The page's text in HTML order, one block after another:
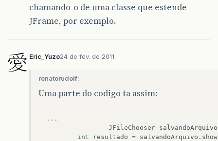
chamando-o de uma classe que estende
JFrame, por exemplo.
Eric_Yuzo24 de fev. de 2011
renatorudolf:
Uma parte do codigo ta assim:
...
JFileChooser salvandoArquivo
int
resultado = salvandoArquivo .